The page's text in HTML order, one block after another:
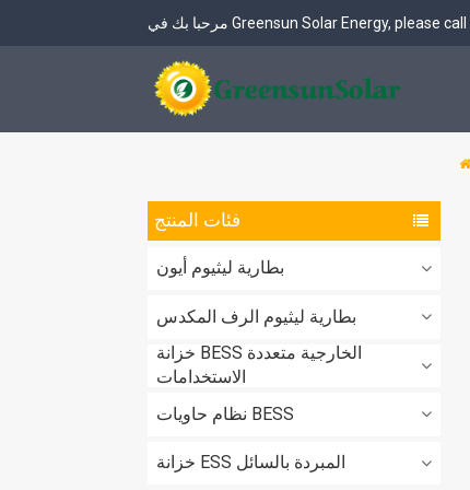
مرحبا بك في Greensun Solar Energy, please call
فئات المنتج
بطارية ليثيوم أيون
بطارية ليثيوم الرف المكدس
خزانة BESS الخارجية متعددة
الاستخدامات
نظام حاويات BESS
خزانة ESS المبردة بالسائل